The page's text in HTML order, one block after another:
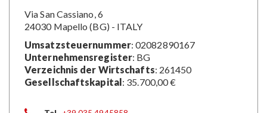
Via San Cassiano, 6
24030 Mapello (BG) - ITALY
Umsatzsteuernummer: 02082890167
Unternehmensregister: BG
Verzeichnis der Wirtschafts: 261450
Gesellschaftskapital: 35.700,00 €